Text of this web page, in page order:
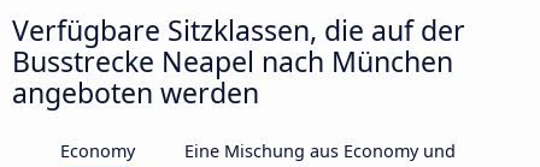
Verfügbare Sitzklassen, die auf der
Busstrecke Neapel nach München
angeboten werden
Economy
Eine Mischung aus Economy und